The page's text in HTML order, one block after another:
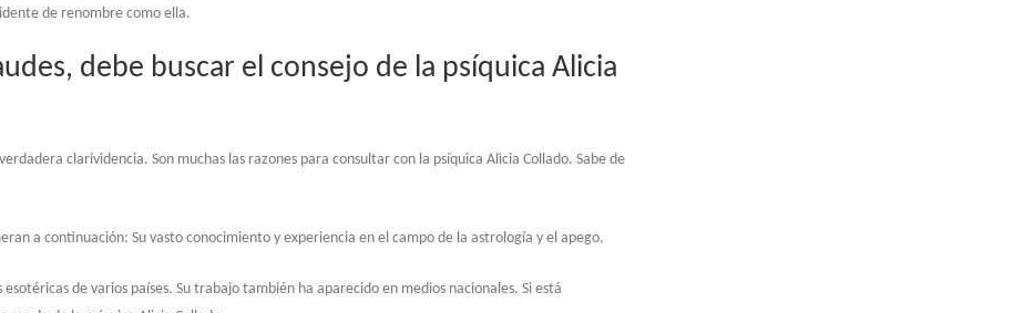
de renombre como ella.
debe buscar el consejo de la psíquica Alicia
clarividencia. Son muchas las razones para consultar con la psíquica Alicia Collado. Sabe de
a continuación: Su vasto conocimiento y experiencia en el campo de la astrología y el apego.
de varios países. Su trabajo también ha aparecido en medios nacionales. Si está